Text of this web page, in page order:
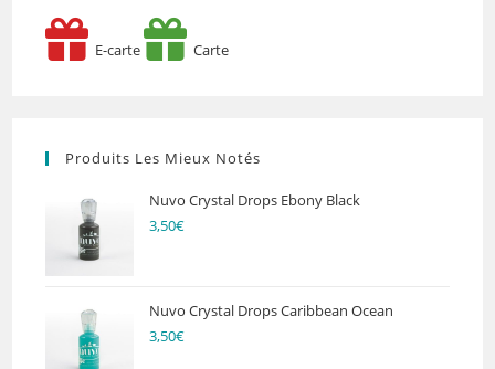
E-carte Carte
Produits Les Mieux Notés
Nuvo Crystal Drops Ebony Black
3,50€
Nuvo Crystal Drops Caribbean Ocean
3,50€